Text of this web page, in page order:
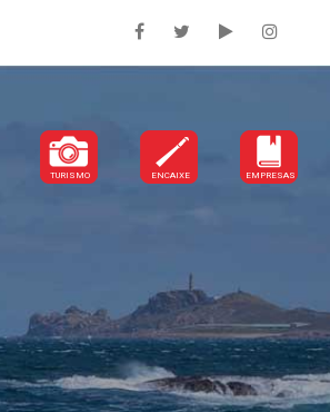
TURISMO ENCAIXE EMPRESAS